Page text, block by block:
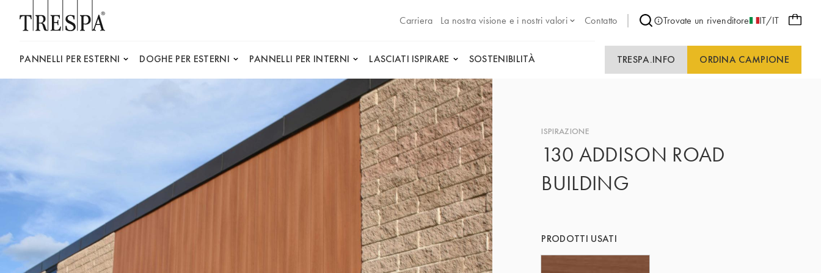
Carriera
La nostra visione e i nostri valori Contatto Trovate un rivenditore IT/IT
PANNELLI PER ESTERNI DOGHE PER ESTERNI PANNELLI PER INTERNI LASCIATI ISPIRARE SOSTENIBILITÀ TRESPA.INFO ORDINA CAMPIONE
ISPIRAZIONE
130 ADDISON ROAD
BUILDING
PRODOTTI USATI